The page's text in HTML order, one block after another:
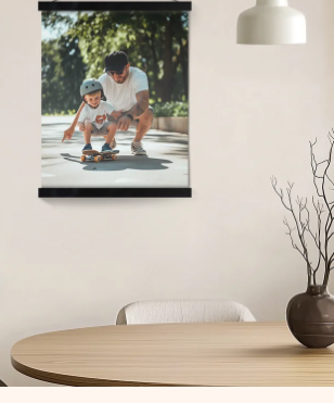
på +15 000 recensioner)
Kunder ger oss 4,6 på Google
med bara några få steg – med hennes
ett meddelande som verkligen berör
krångel, bara med all kärlek för stunden.